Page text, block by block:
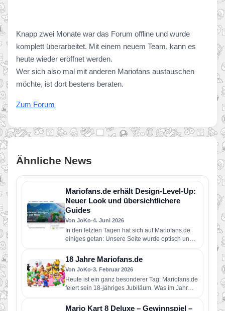
Knapp zwei Monate war das Forum offline und wurde
komplett überarbeitet. Mit einem neuem Team, kann es
heute wieder eröffnet werden.
Wer sich also mal mit anderen Mariofans austauschen
möchte, ist dort bestens beraten.
Zum Forum
Ähnliche News
Mariofans.de erhält Design-Level-Up:
Neuer Look und übersichtlichere
Guides
Von JoKo•4. Juni 2026
In den letzten Tagen hat sich auf Mariofans.de
einiges getan: Unsere Seite wurde optisch und
technisch umfangreich überarbeitet…
18 Jahre Mariofans.de
Von JoKo•3. Februar 2026
Heute ist ein ganz besonderer Tag: Mariofans.de
feiert sein 18-jähriges Jubiläum. Was im Jahr
2008 als kleine Fanseite…
Mario Kart 8 Deluxe – Gewinnspiel –